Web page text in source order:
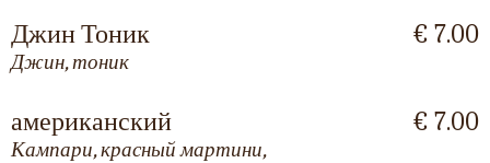
Джин Тоник
Джин, тоник
€ 7.00
американский
Кампари, красный мартини,
€ 7.00